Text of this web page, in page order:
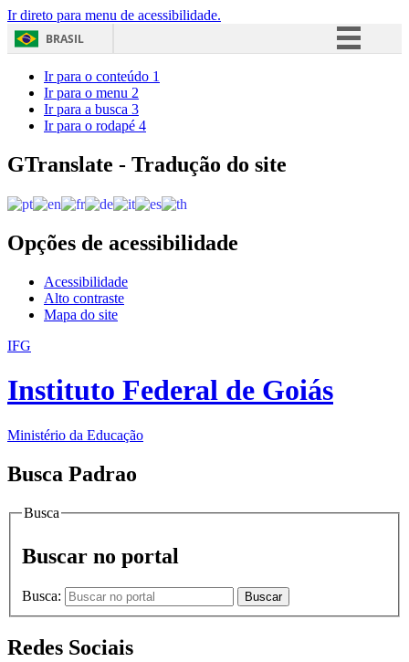
Ir direto para menu de acessibilidade.
BRASIL
Acesso à informação
Ir para o conteúdo 1
Ir para o menu 2
Ir para a busca 3
Ir para o rodapé 4
GTranslate - Tradução do site
Opções de acessibilidade
Acessibilidade
Alto contraste
Mapa do site
IFG
Instituto Federal de Goiás
Ministério da Educação
Busca Padrao
Busca
Buscar no portal
Busca: Buscar
Redes Sociais